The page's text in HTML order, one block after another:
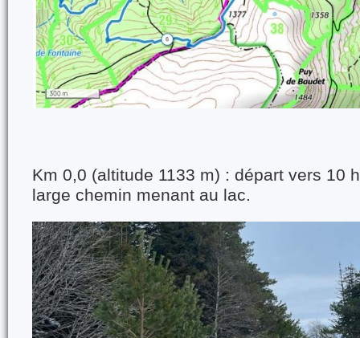
Km 0,0 (altitude 1133 m) : départ vers 10
large chemin menant au lac.